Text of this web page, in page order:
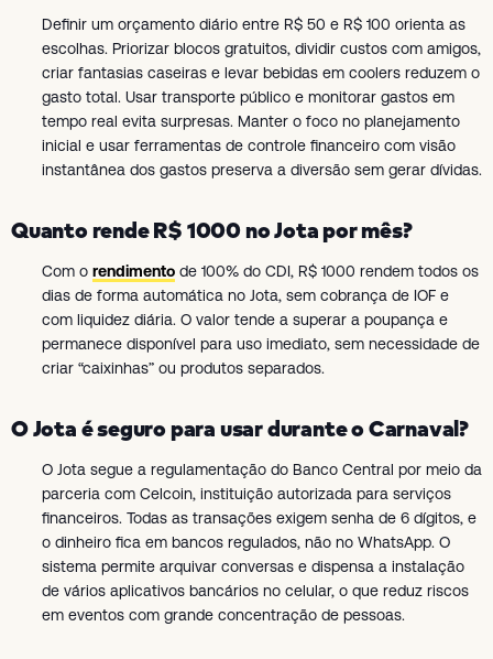
Definir um orçamento diário entre R$ 50 e R$ 100 orienta as
escolhas. Priorizar blocos gratuitos, dividir custos com amigos,
criar fantasias caseiras e levar bebidas em coolers reduzem o
gasto total. Usar transporte público e monitorar gastos em
tempo real evita surpresas. Manter o foco no planejamento
inicial e usar ferramentas de controle financeiro com visão
instantânea dos gastos preserva a diversão sem gerar dívidas.
Quanto rende R$ 1000 no Jota por mês?
Com o rendimento de 100% do CDI, R$ 1000 rendem todos os
dias de forma automática no Jota, sem cobrança de IOF e
com liquidez diária. O valor tende a superar a poupança e
permanece disponível para uso imediato, sem necessidade de
criar “caixinhas” ou produtos separados.
O Jota é seguro para usar durante o Carnaval?
O Jota segue a regulamentação do Banco Central por meio da
parceria com Celcoin, instituição autorizada para serviços
financeiros. Todas as transações exigem senha de 6 dígitos, e
o dinheiro fica em bancos regulados, não no WhatsApp. O
sistema permite arquivar conversas e dispensa a instalação
de vários aplicativos bancários no celular, o que reduz riscos
em eventos com grande concentração de pessoas.